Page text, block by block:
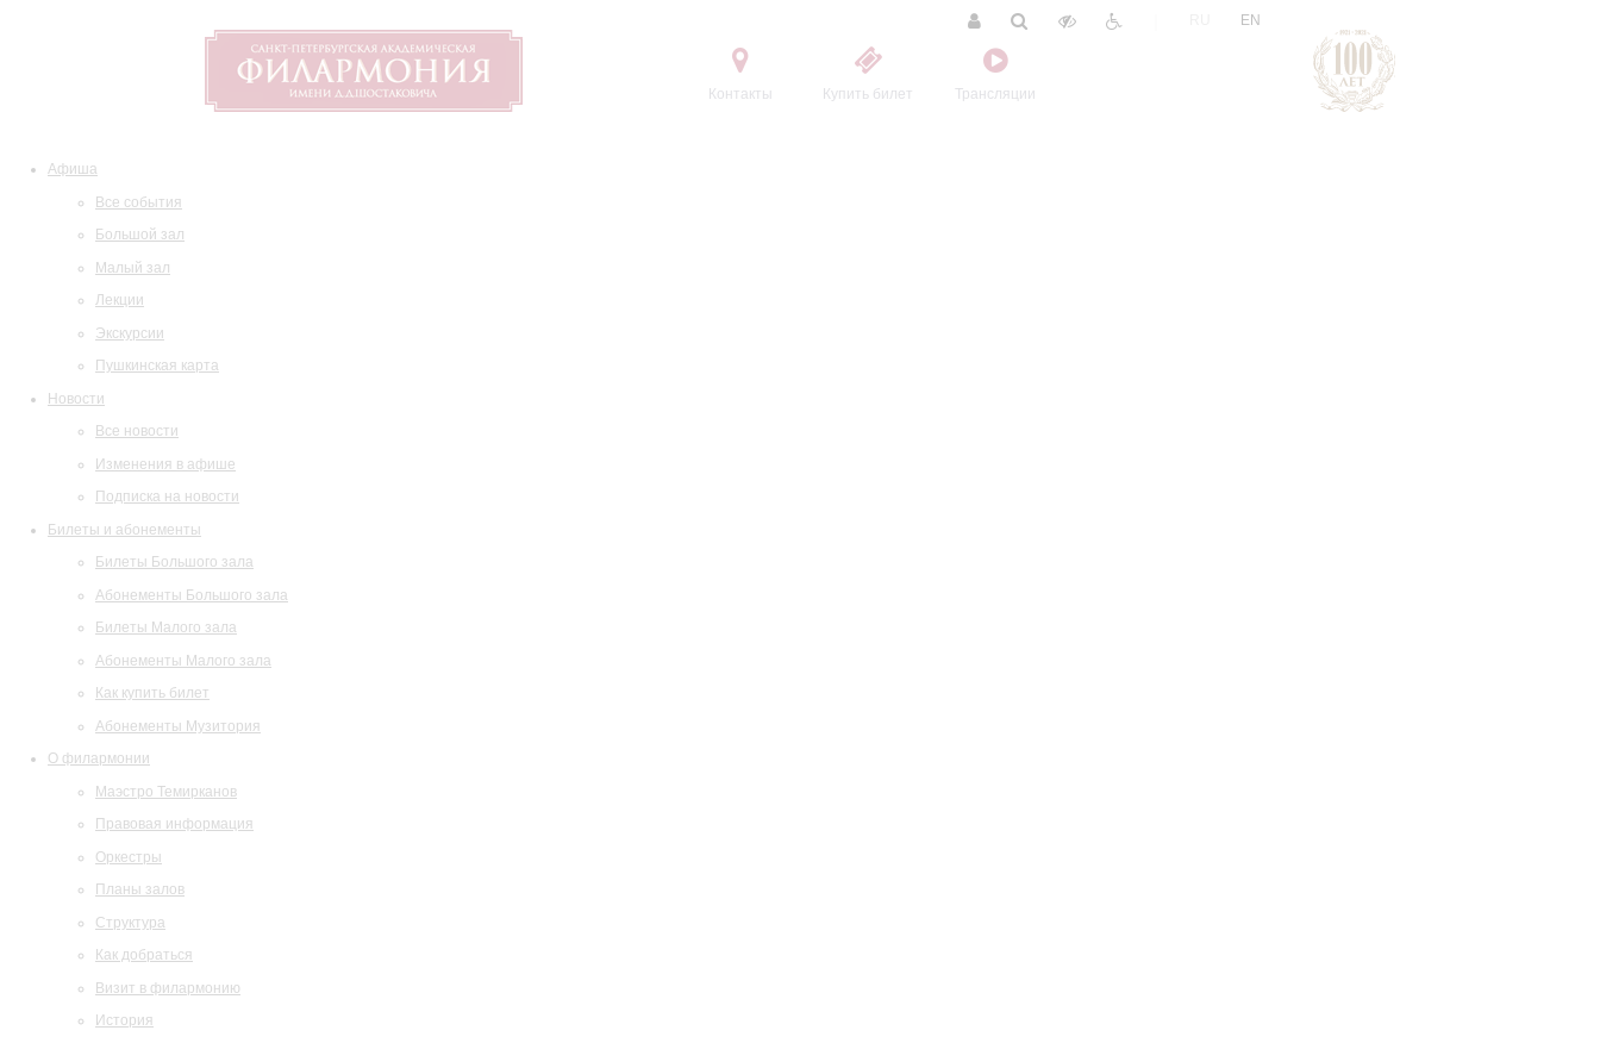
Контакты Купить билет Трансляции
EN
Афиша
Все события
Большой зал
Малый зал
Лекции
Экскурсии
Пушкинская карта
Новости
Все новости
Изменения в афише
Подписка на новости
Билеты и абонементы
Билеты Большого зала
Абонементы Большого зала
Билеты Малого зала
Абонементы Малого зала
Как купить билет
Абонементы Музитория
О филармонии
Маэстро Темирканов
Правовая информация
Оркестры
Планы залов
Структура
Как добраться
Визит в филармонию
История